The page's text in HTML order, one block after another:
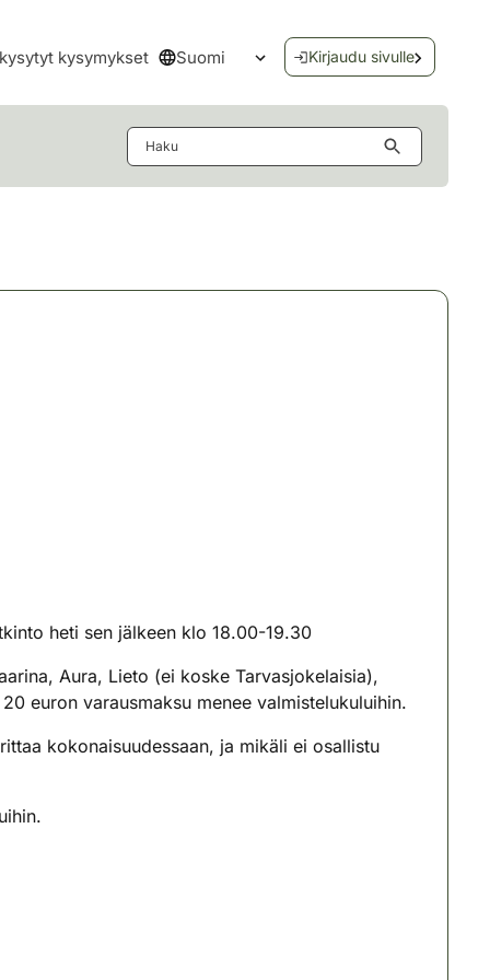
kysymykset Suomi
Avaa kielivalikko
Kirjaudu sivulle
heti sen jälkeen klo 18.00-19.30
Aura, Lieto (ei koske Tarvasjokelaisia),
euron varausmaksu menee valmistelukuluihin.
kokonaisuudessaan, ja mikäli ei osallistu